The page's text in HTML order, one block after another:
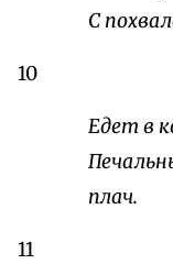
С
10
Едет в
плач.
11